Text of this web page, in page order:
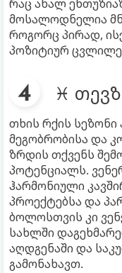
რაც ახალ
მოსალოდნელია
როგორც პირად,
პოზიტიურ
♓
თხის რქის სეზონი
მეგობრობისა და
ზრდის თქვენს
პოტენციალს.
ჰარმონიული
პროექტებსა და
ბოლოსთვის კი
სახლში
აღდგენაში და
გამონახავთ.